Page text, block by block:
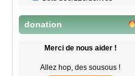
donation
Merci de nous aider !
Allez hop, des sousous !